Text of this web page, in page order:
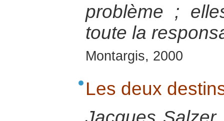
problème ;
toute la
Montargis, 2000
Les deux